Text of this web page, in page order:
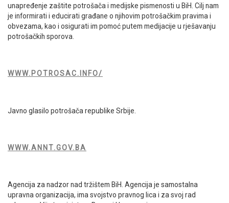
unapređenje zaštite potrošača i medijske pismenosti u BiH. Cilj nam
je informirati i educirati građane o njihovim potrošačkim pravima i
obvezama, kao i osigurati im pomoć putem medijacije u rješavanju
potrošačkih sporova.
WWW.POTROSAC.INFO/
Javno glasilo potrošača republike Srbije.
WWW.ANNT.GOV.BA
Agencija za nadzor nad tržištem BiH. Agencija je samostalna
upravna organizacija, ima svojstvo pravnog lica i za svoj rad